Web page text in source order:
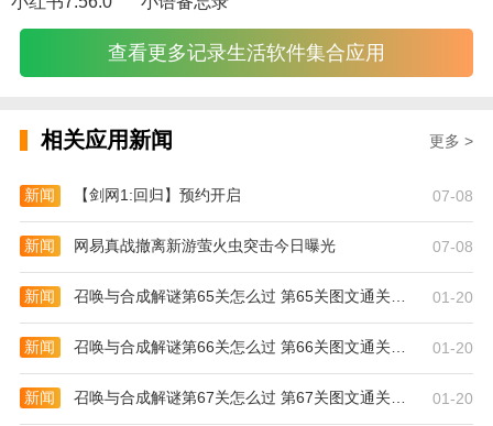
更新日志
【v1.9.2版本更新】
2、修复bug。
欢迎加入读者【交流圈】
QQ群：668637864
查看更多记录生活软件集合应用
相关应用新闻 更多 >
新闻 【剑网1:回归】预约开启 07-08
新闻 网易真战撤离新游萤火虫突击今日曝光 07-08
新闻 召唤与合成解谜第65关怎么过 第65关图文通关攻略 01-20
新闻 召唤与合成解谜第66关怎么过 第66关图文通关攻略 01-20
新闻 召唤与合成解谜第67关怎么过 第67关图文通关攻略 01-20